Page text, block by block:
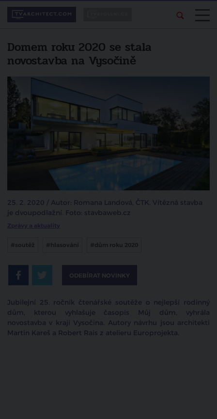
Domem roku 2020 se stala
novostavba na Vysočině
25. 2. 2020 / Autor: Romana Landová, ČTK. Vítězná stavba
je dvoupodlažní. Foto: stavbaweb.cz
Zprávy a aktuality
#soutěž #hlasování #dům roku 2020
ODEBÍRAT NOVINKY
Jubilejní 25. ročník čtenářské soutěže o nejlepší rodinný
dům, kterou vyhlašuje časopis Můj dům, vyhrála
novostavba v kraji Vysočina. Autory návrhu jsou architekti
Martin Kareš a Robert Rais z atelieru Europrojekta.